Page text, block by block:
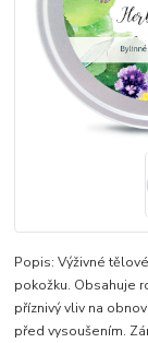
Popis: Výživné
pokožku. Obsahuje
příznivý vliv na
před vysoušením.